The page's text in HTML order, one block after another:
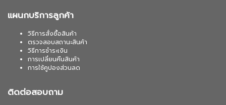
แผนกบริการลูกค้า
วิธีการสั่งซื้อสินค้า
ตรวจสอบสถานะสินค้า
วิธีการชำระเงิน
การเปลี่ยนคืนสินค้า
การใช้คูปองส่วนลด
ติดต่อสอบถาม